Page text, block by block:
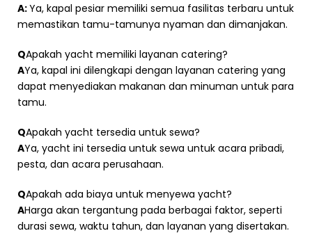
A:Ya, kapal pesiar memiliki semua fasilitas terbaru untuk
memastikan tamu-tamunya nyaman dan dimanjakan.
QApakah yacht memiliki layanan catering?
AYa, kapal ini dilengkapi dengan layanan catering yang
dapat menyediakan makanan dan minuman untuk para
tamu.
QApakah yacht tersedia untuk sewa?
AYa, yacht ini tersedia untuk sewa untuk acara pribadi,
pesta, dan acara perusahaan.
QApakah ada biaya untuk menyewa yacht?
AHarga akan tergantung pada berbagai faktor, seperti
durasi sewa, waktu tahun, dan layanan yang disertakan.